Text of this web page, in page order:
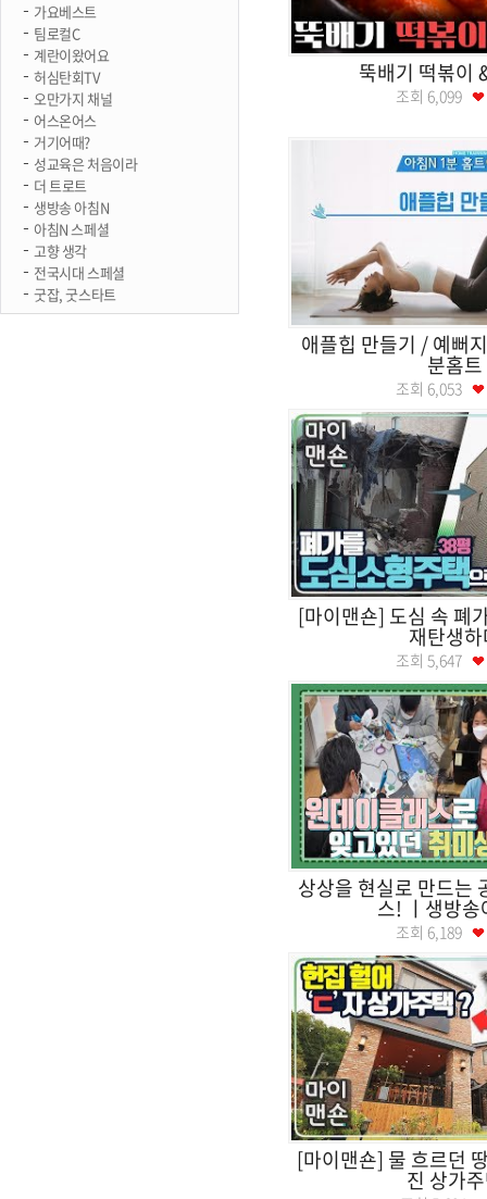
가요베스트
팀로컬C
계란이왔어요
허심탄회TV
오만가지 채널
어스온어스
거기어때?
성교육은 처음이라
더 트로트
생방송 아침N
아침N 스페셜
고향 생각
전국시대 스페셜
굿잡, 굿스타트
뚝배기 떡볶이
조회 6,099
애플힙 만들기 / 예뻐
분홈트
조회 6,053
[마이맨숀] 도심 속 폐
재탄생
조회 5,647
상상을 현실로 만드는
스! ㅣ생방
조회 6,189
[마이맨숀] 물 흐르던
진 상가